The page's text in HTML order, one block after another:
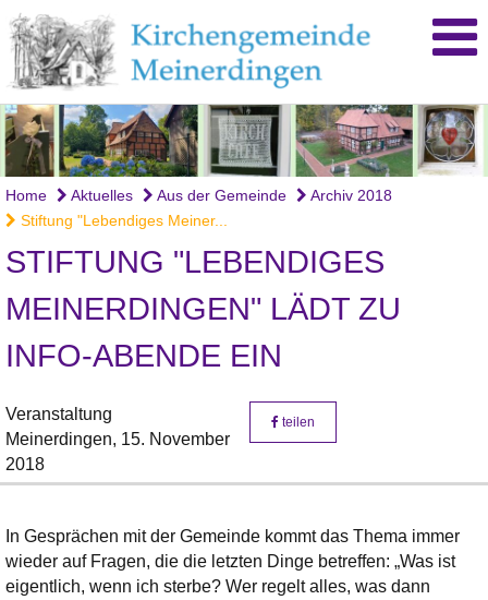
Home Aktuelles Aus der Gemeinde
Archiv 2018
Stiftung "Lebendiges Meiner...
STIFTUNG "LEBENDIGES
MEINERDINGEN" LÄDT ZU
INFO-ABENDE EIN
Veranstaltung
Meinerdingen, 15. November
2018
teilen
In Gesprächen mit der Gemeinde kommt das Thema immer
wieder auf Fragen, die die letzten Dinge betreffen: „Was ist
eigentlich, wenn ich sterbe? Wer regelt alles, was dann